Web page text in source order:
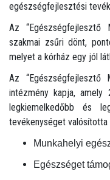
egészségfejlesztési
Az “Egészségfejlesztő
szakmai zsűri dönt,
melyet a kórház egy jól
Az
intézmény kapja,
legkiemelkedőbb és
tevékenységet valósította
Munkahelyi
Egészséget